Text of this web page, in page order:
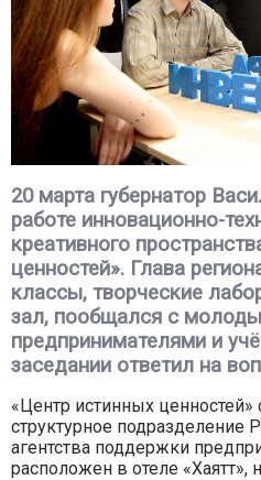
20 марта губернатор
работе инновационно-
креативного
ценностей». Глава
классы, творческие
зал, пообщался с
предпринимателями и
заседании ответил на
«Центр истинных ценностей»
структурное подразделение
агентства поддержки
расположен в отеле «Хаятт»,